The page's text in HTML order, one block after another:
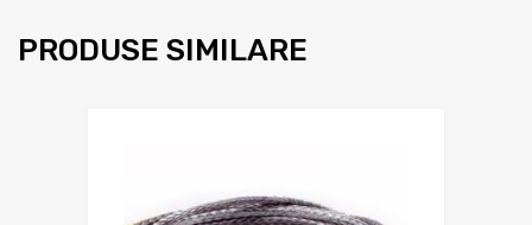
PRODUSE SIMILARE